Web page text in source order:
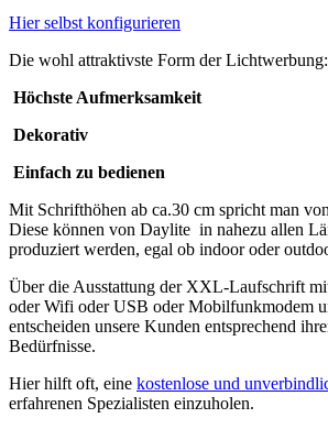
Hier selbst konfigurieren
Die wohl attraktivste Form der Lichtwerbung:
Höchste Aufmerksamkeit
Dekorativ
Einfach zu bedienen
Mit Schrifthöhen ab ca.30 cm spricht man
Diese können von Daylite in nahezu allen
produziert werden, egal ob indoor oder
Über die Ausstattung der XXL-Laufschrift
oder Wifi oder USB oder Mobilfunkmodem
entscheiden unsere Kunden entsprechend
Bedürfnisse.
Hier hilft oft, eine kostenlose und
erfahrenen Spezialisten einzuholen.